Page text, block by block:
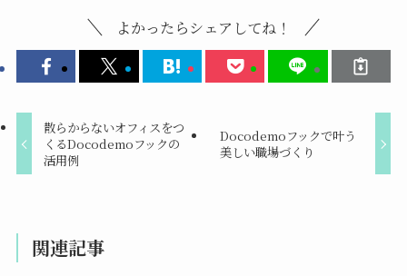
よかったらシェアしてね！
散らからないオフィスをつ
くるDocodemoフックの
活用例
Docodemoフックで叶う
美しい職場づくり
関連記事